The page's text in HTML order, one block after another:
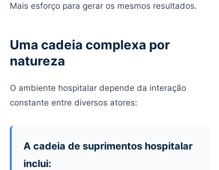
Mais esforço para gerar os mesmos resultados.
Uma cadeia complexa por
natureza
O ambiente hospitalar depende da interação
constante entre diversos atores:
A cadeia de suprimentos hospitalar
inclui: